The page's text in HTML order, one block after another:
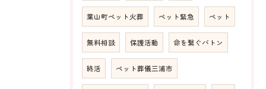
葉山町ペット火葬 ペット緊急 ペット
無料相談 保護活動 命を繋ぐバトン
終活 ペット葬儀三浦市